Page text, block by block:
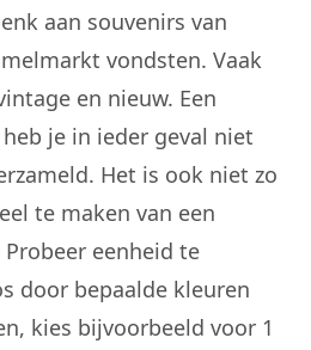
aan souvenirs van
vondsten. Vaak
en nieuw. Een
je in ieder geval niet
Het is ook niet zo
te maken van een
eenheid te
door bepaalde kleuren
kies bijvoorbeeld voor 1